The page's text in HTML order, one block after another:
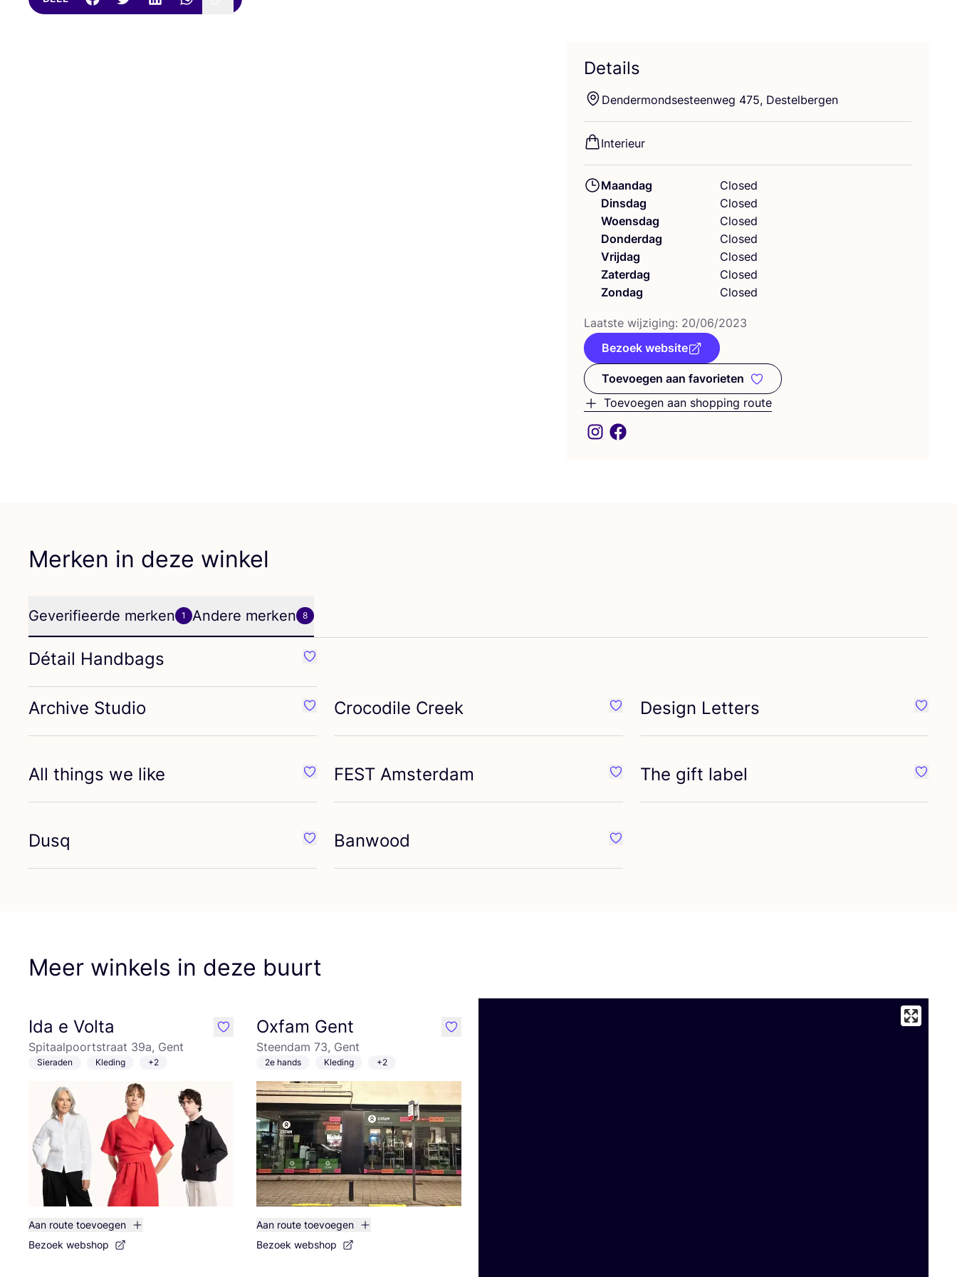
Details
Den­der­mondse­steen­weg 475, Destelbergen
Inte­ri­eur
Maandag
Closed
Dinsdag
Closed
Woensdag
Closed
Donderdag
Closed
Vrijdag
Closed
Zaterdag
Closed
Zondag
Closed
Laat­ste wij­zi­ging: 20/06/2023
Bezoek website
Toevoegen aan favorieten
Toevoegen aan favorieten
Toevoegen aan shopping route
Merken in deze winkel
Geverifieerde merken 1 Andere merken 8
Détail Handbags Favoriete {naam}
Archive Studio Favoriete {naam}
Crocodile Creek Favoriete {naam}
Design Letters
All things we like Favoriete {naam}
FEST Amsterdam Favoriete {naam}
The gift label
Dusq Favoriete {naam}
Banwood Favoriete {naam}
Meer winkels in deze buurt
Ida e Volta
Spitaalpoortstraat 39a, Gent
Sieraden Kleding +2
Aan route toevoegen
Bezoek webshop
like Oxfam Gent
Steendam 73, Gent
2e hands Kleding +2
Aan route toevoegen
Bezoek webshop
like